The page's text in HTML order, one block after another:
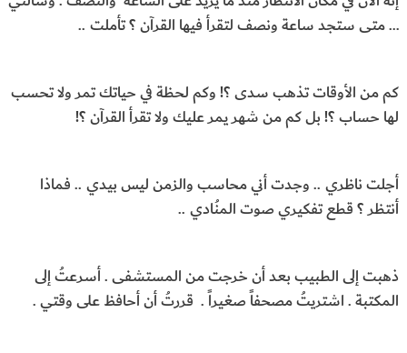
… متى ستجد ساعة ونصف لتقرأ فيها القرآن ؟ تأملت ..
كم من الأوقات تذهب سدى ؟! وكم لحظة في حياتك تمر ولا تحسب
لها حساب ؟! بل كم من شهر يمر عليك ولا تقرأ القرآن ؟!
أجلت ناظري .. وجدت أني محاسب والزمن ليس بيدي .. فماذا
أنتظر ؟ قطع تفكيري صوت المنُادي ..
ذهبت إلى الطبيب بعد أن خرجت من المستشفى . أسرعتُ إلى
المكتبة . اشتريتُ مصحفاً صغيراً . قررتُ أن أحافظ على وقتي .